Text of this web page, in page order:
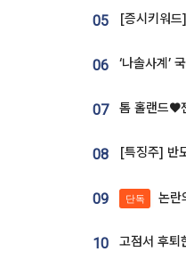
05
06
07
08
09 단독 논란의
10 고점서 후퇴